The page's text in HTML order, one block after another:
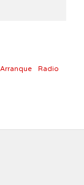
Radio